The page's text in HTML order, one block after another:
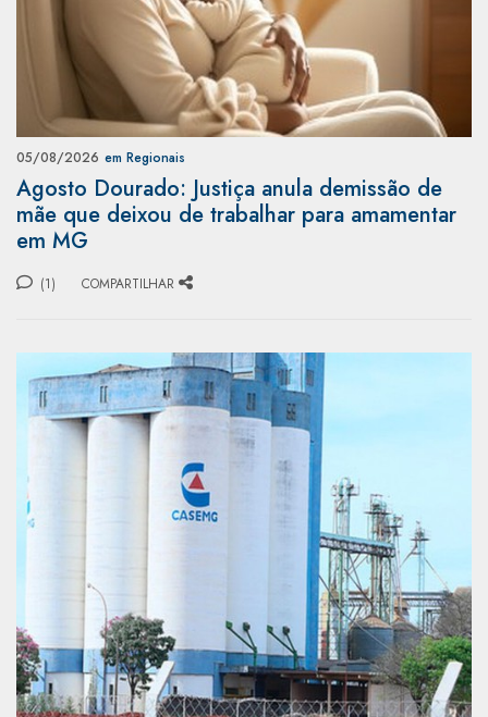
05/08/2026 em Regionais
Agosto Dourado: Justiça anula demissão de
mãe que deixou de trabalhar para amamentar
em MG
(1) COMPARTILHAR